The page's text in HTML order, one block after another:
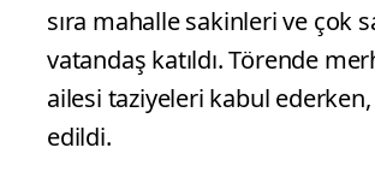
sıra mahalle sakinleri ve çok
vatandaş katıldı. Törende
ailesi taziyeleri kabul
edildi.